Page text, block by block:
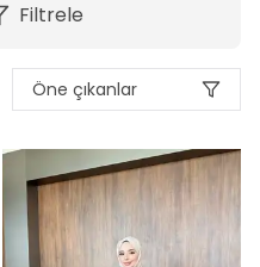
Filtrele
Öne çıkanlar